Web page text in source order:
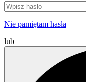
Nie pamiętam hasła
lub